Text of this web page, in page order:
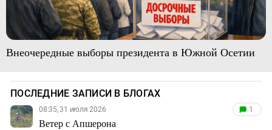
Внеочередные выборы президента в Южной Осетии
ПОСЛЕДНИЕ ЗАПИСИ В БЛОГАХ
08:35, 31 июля 2026
Ветер с Апшерона
1